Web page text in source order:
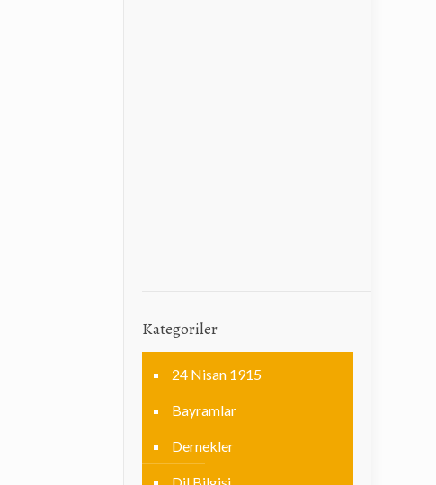
Kategoriler
24 Nisan 1915
Bayramlar
Dernekler